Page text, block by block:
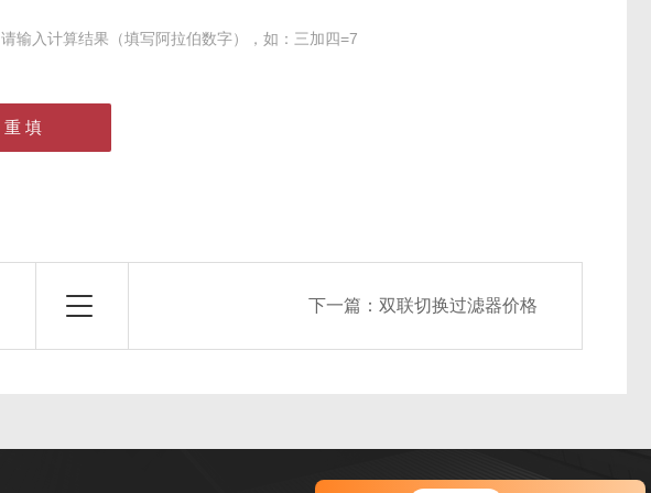
请输入计算结果（填写阿拉伯数字），如：三加四=7
下一篇： 双联切换过滤器价格